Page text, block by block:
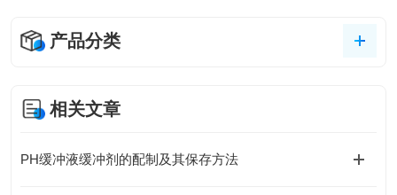
产品分类
相关文章
PH缓冲液缓冲剂的配制及其保存方法